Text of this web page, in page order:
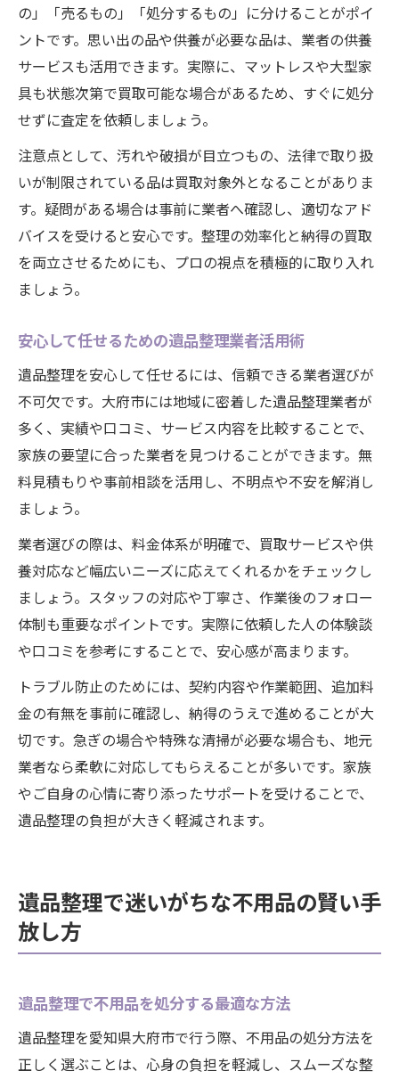
の」「売るもの」「処分するもの」に分けることがポイ
ントです。思い出の品や供養が必要な品は、業者の供養
サービスも活用できます。実際に、マットレスや大型家
具も状態次第で買取可能な場合があるため、すぐに処分
せずに査定を依頼しましょう。
注意点として、汚れや破損が目立つもの、法律で取り扱
いが制限されている品は買取対象外となることがありま
す。疑問がある場合は事前に業者へ確認し、適切なアド
バイスを受けると安心です。整理の効率化と納得の買取
を両立させるためにも、プロの視点を積極的に取り入れ
ましょう。
安心して任せるための遺品整理業者活用術
遺品整理を安心して任せるには、信頼できる業者選びが
不可欠です。大府市には地域に密着した遺品整理業者が
多く、実績や口コミ、サービス内容を比較することで、
家族の要望に合った業者を見つけることができます。無
料見積もりや事前相談を活用し、不明点や不安を解消し
ましょう。
業者選びの際は、料金体系が明確で、買取サービスや供
養対応など幅広いニーズに応えてくれるかをチェックし
ましょう。スタッフの対応や丁寧さ、作業後のフォロー
体制も重要なポイントです。実際に依頼した人の体験談
や口コミを参考にすることで、安心感が高まります。
トラブル防止のためには、契約内容や作業範囲、追加料
金の有無を事前に確認し、納得のうえで進めることが大
切です。急ぎの場合や特殊な清掃が必要な場合も、地元
業者なら柔軟に対応してもらえることが多いです。家族
やご自身の心情に寄り添ったサポートを受けることで、
遺品整理の負担が大きく軽減されます。
遺品整理で迷いがちな不用品の賢い手
放し方
遺品整理で不用品を処分する最適な方法
遺品整理を愛知県大府市で行う際、不用品の処分方法を
正しく選ぶことは、心身の負担を軽減し、スムーズな整